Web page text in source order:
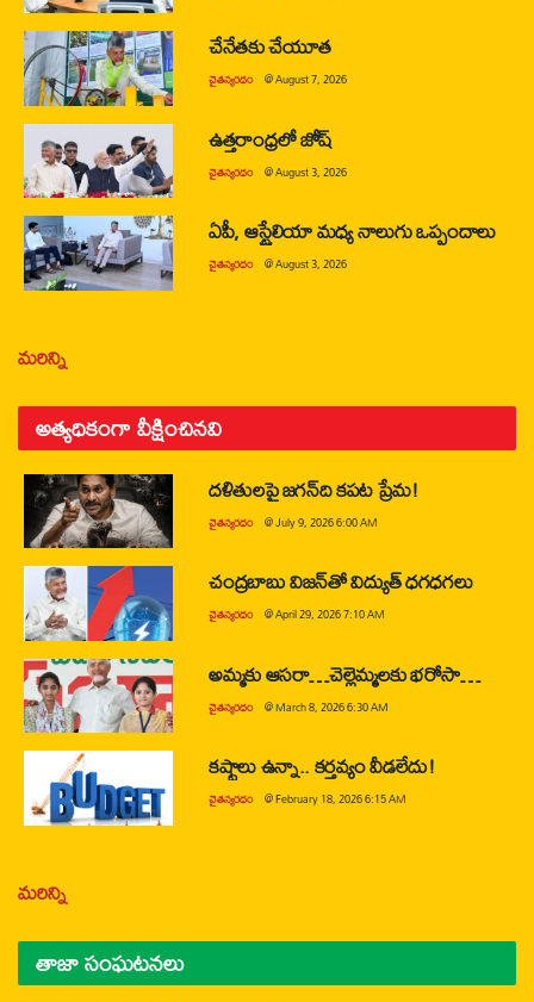
చేనేతకు చేయూత
చైతన్యరధం @August 7, 2026
ఉత్తరాంధ్రలో జోష్
చైతన్యరధం @August 3, 2026
ఏపీ, ఆస్ట్రేలియా మధ్య నాలుగు ఒప్పందాలు
చైతన్యరధం @August 3, 2026
మరిన్ని
అత్యధికంగా వీక్షించినవి
దళితులపై జగన్‌ది కపట ప్రేమ!
చైతన్యరధం @July 9, 2026 6:00 AM
చంద్రబాబు విజన్‌తో విద్యుత్ ధగధగలు
చైతన్యరధం @April 29, 2026 7:10 AM
అమ్మకు ఆసరా…చెల్లెమ్మలకు భరోసా…
చైతన్యరధం @March 8, 2026 6:30 AM
కష్టాలు ఉన్నా.. కర్తవ్యం వీడలేదు!
చైతన్యరధం @February 18, 2026 6:15 AM
మరిన్ని
తాజా సంఘటనలు